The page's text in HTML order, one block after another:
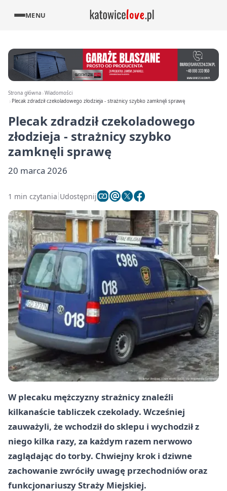
MENU
Strona główna Wiadomości
Plecak zdradził czekoladowego złodzieja - strażnicy szybko zamknęli sprawę
Plecak zdradził czekoladowego
złodzieja - strażnicy szybko
zamknęli sprawę
20 marca 2026
1 min czytania Udostępnij
W plecaku mężczyzny strażnicy znaleźli
kilkanaście tabliczek czekolady. Wcześniej
zauważyli, że wchodził do sklepu i wychodził z
niego kilka razy, za każdym razem nerwowo
zaglądając do torby. Chwiejny krok i dziwne
zachowanie zwróciły uwagę przechodniów oraz
funkcjonariuszy Straży Miejskiej.